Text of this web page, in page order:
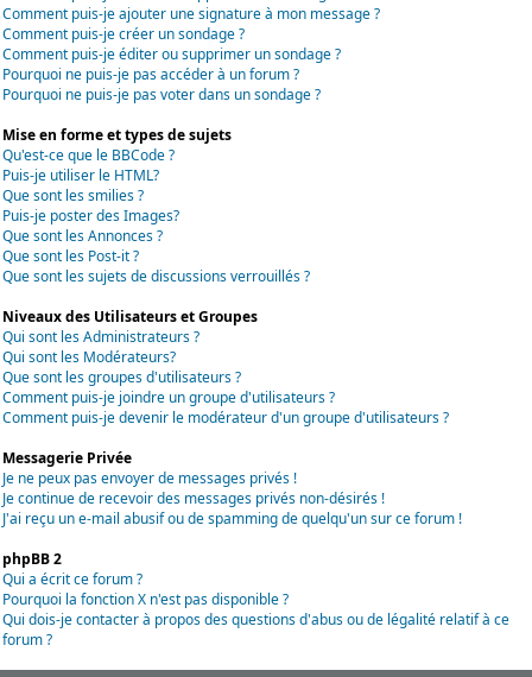
Comment puis-je ajouter une signature à mon message ?
Comment puis-je créer un sondage ?
Comment puis-je éditer ou supprimer un sondage ?
Pourquoi ne puis-je pas accéder à un forum ?
Pourquoi ne puis-je pas voter dans un sondage ?
Mise en forme et types de sujets
Qu'est-ce que le BBCode ?
Puis-je utiliser le HTML?
Que sont les smilies ?
Puis-je poster des Images?
Que sont les Annonces ?
Que sont les Post-it ?
Que sont les sujets de discussions verrouillés ?
Niveaux des Utilisateurs et Groupes
Qui sont les Administrateurs ?
Qui sont les Modérateurs?
Que sont les groupes d'utilisateurs ?
Comment puis-je joindre un groupe d'utilisateurs ?
Comment puis-je devenir le modérateur d'un groupe d'utilisateurs ?
Messagerie Privée
Je ne peux pas envoyer de messages privés !
Je continue de recevoir des messages privés non-désirés !
J'ai reçu un e-mail abusif ou de spamming de quelqu'un sur ce forum !
phpBB 2
Qui a écrit ce forum ?
Pourquoi la fonction X n'est pas disponible ?
Qui dois-je contacter à propos des questions d'abus ou de légalité relatif à ce
forum ?